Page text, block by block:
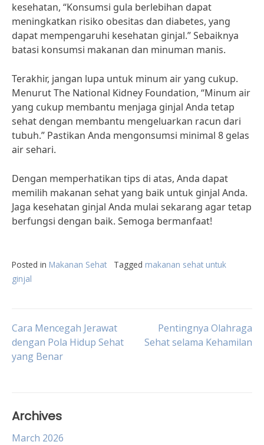
kesehatan, “Konsumsi gula berlebihan dapat
meningkatkan risiko obesitas dan diabetes, yang
dapat mempengaruhi kesehatan ginjal.” Sebaiknya
batasi konsumsi makanan dan minuman manis.
Terakhir, jangan lupa untuk minum air yang cukup.
Menurut The National Kidney Foundation, “Minum air
yang cukup membantu menjaga ginjal Anda tetap
sehat dengan membantu mengeluarkan racun dari
tubuh.” Pastikan Anda mengonsumsi minimal 8 gelas
air sehari.
Dengan memperhatikan tips di atas, Anda dapat
memilih makanan sehat yang baik untuk ginjal Anda.
Jaga kesehatan ginjal Anda mulai sekarang agar tetap
berfungsi dengan baik. Semoga bermanfaat!
Posted in Makanan Sehat Tagged makanan sehat untuk
ginjal
Post
navigation
Cara Mencegah Jerawat
dengan Pola Hidup Sehat
yang Benar
Pentingnya Olahraga
Sehat selama Kehamilan
Archives
March 2026